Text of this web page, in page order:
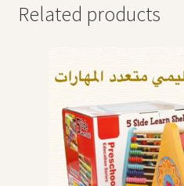
Related products